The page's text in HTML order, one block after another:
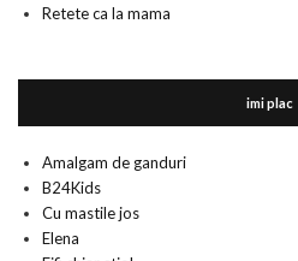
Retete ca la mama
imi plac
Amalgam de ganduri
B24Kids
Cu mastile jos
Elena